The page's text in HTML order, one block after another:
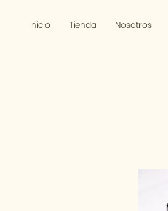
Inicio Tienda Nosotros